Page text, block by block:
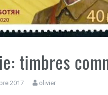
timbres
2017 olivier